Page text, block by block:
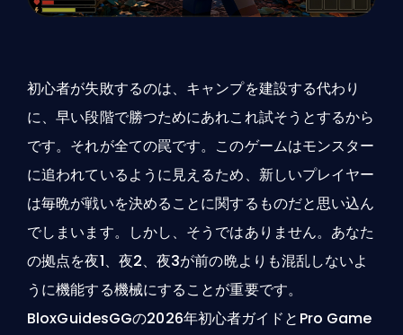
初心者が失敗するのは、キャンプを建設する代わり
に、早い段階で勝つためにあれこれ試そうとするから
です。それが全ての罠です。このゲームはモンスター
に追われているように見えるため、新しいプレイヤー
は毎晩が戦いを決めることに関するものだと思い込ん
でしまいます。しかし、そうではありません。あなた
の拠点を夜1、夜2、夜3が前の晩よりも混乱しないよ
うに機能する機械にすることが重要です。
BloxGuidesGGの2026年初心者ガイドとPro Game